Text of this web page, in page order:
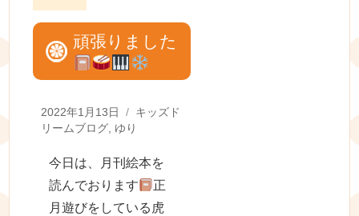
頑張りました
Posted
on
2022年1月13日 Categories
キッズド
リームブログ, ゆり
今日は、月刊絵本を
読んでおります
正
月遊びをしている虎